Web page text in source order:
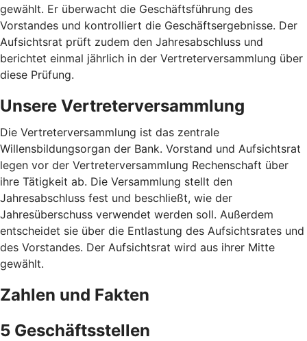
gewählt. Er überwacht die Geschäftsführung des
Vorstandes und kontrolliert die Geschäftsergebnisse. Der
Aufsichtsrat prüft zudem den Jahresabschluss und
berichtet einmal jährlich in der Vertreterversammlung über
diese Prüfung.
Unsere Vertreterversammlung
Die Vertreterversammlung ist das zentrale
Willensbildungsorgan der Bank. Vorstand und Aufsichtsrat
legen vor der Vertreterversammlung Rechenschaft über
ihre Tätigkeit ab. Die Versammlung stellt den
Jahresabschluss fest und beschließt, wie der
Jahresüberschuss verwendet werden soll. Außerdem
entscheidet sie über die Entlastung des Aufsichtsrates und
des Vorstandes. Der Aufsichtsrat wird aus ihrer Mitte
gewählt.
Zahlen und Fakten
5 Geschäftsstellen